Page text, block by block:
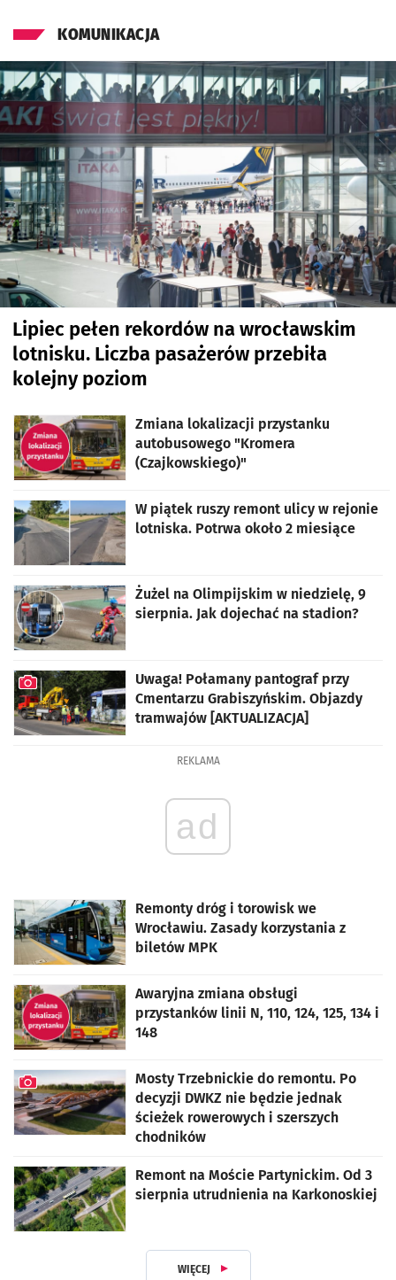
KOMUNIKACJA
Lipiec pełen rekordów na wrocławskim
lotnisku. Liczba pasażerów przebiła
kolejny poziom
Zmiana lokalizacji przystanku
autobusowego "Kromera
(Czajkowskiego)"
W piątek ruszy remont ulicy w rejonie
lotniska. Potrwa około 2 miesiące
Żużel na Olimpijskim w niedzielę, 9
sierpnia. Jak dojechać na stadion?
Uwaga! Połamany pantograf przy
Cmentarzu Grabiszyńskim. Objazdy
tramwajów [AKTUALIZACJA]
REKLAMA
ad
Remonty dróg i torowisk we
Wrocławiu. Zasady korzystania z
biletów MPK
Awaryjna zmiana obsługi
przystanków linii N, 110, 124, 125, 134 i
148
Mosty Trzebnickie do remontu. Po
decyzji DWKZ nie będzie jednak
ścieżek rowerowych i szerszych
chodników
Remont na Moście Partynickim. Od 3
sierpnia utrudnienia na Karkonoskiej
WIĘCEJ Z DZIAŁU KOMUNIKACJA